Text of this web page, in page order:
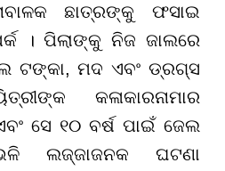
ଛାତ୍ରଙ୍କୁ ଫସାଇ
। ପିଲାଙ୍କୁ ନିଜ ଜାଲରେ
ଟଙ୍କା, ମଦ ଏବଂ ଡ୍ରଗ୍ସ
କଳାକାରନାମାର
ସେ ୧୦ ବର୍ଷ ପାଇଁ ଜେଲ
ଲଜ୍ଜାଜନକ ଘଟଣା